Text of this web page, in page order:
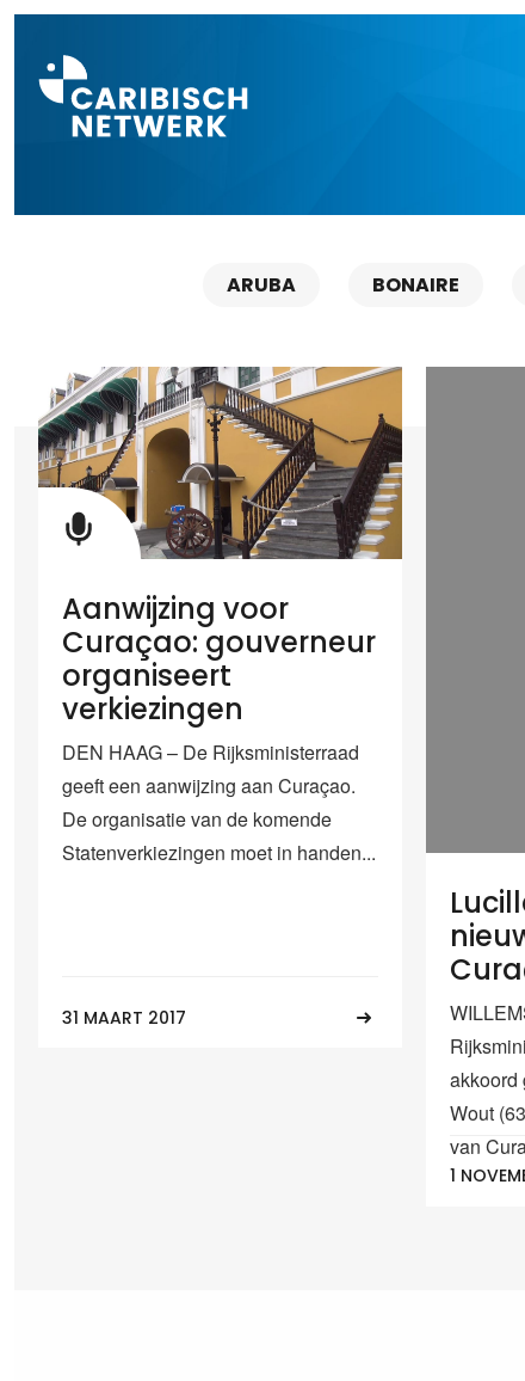
ARUBA BONAIRE
Aanwijzing voor
Curaçao: gouverneur
organiseert
verkiezingen
DEN HAAG – De Rijksministerraad
geeft een aanwijzing aan Curaçao.
De organisatie van de komende
Statenverkiezingen moet in handen...
31 MAART 2017
akkoord
Wout
van
1